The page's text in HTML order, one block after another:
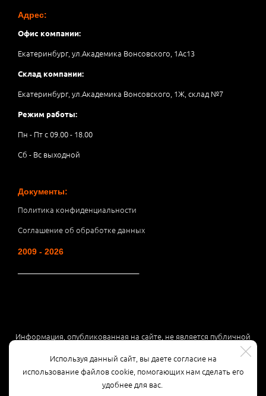
Используя данный сайт, вы даете согласие на
использование файлов cookie, помогающих нам сделать его
удобнее для вас.
Адрес:
Офис компании:
Екатеринбург, ул.Академика Вонсовского, 1Аc13
Склад компании:
Екатеринбург, ул.Академика Вонсовского, 1Ж, склад №7
Режим работы:
Пн - Пт с 09.00 - 18.00
Сб - Вс выходной
Документы:
Политика конфиденциальности
Соглашение об обработке данных
2009 - 2026
Информация, опубликованная на сайте, не является публичной
офертой или рекламой, а носит информационный характер и
может быть изменена по усмотрению компании.